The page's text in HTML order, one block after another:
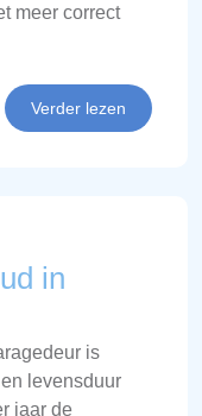
meer correct
Verder lezen
in
is
levensduur
jaar de